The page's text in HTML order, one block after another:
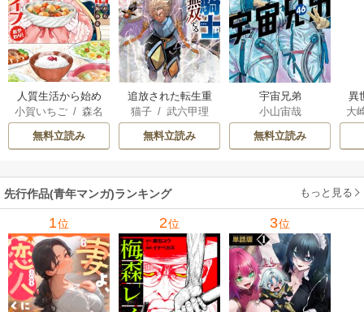
人質生活から始め
るスローライフ
小賀いちご /森名
尚
無料立読み
追放された転生重
騎士はゲーム知識
で無双する
猫子/ 武六甲理
衣/じゃいあん
無料立読み
宇宙兄弟
小山宙哉
無料立読み
異
は
大
Ａ
先行作品(青年マンガ)ランキング もっと見る
1位 2位 3位